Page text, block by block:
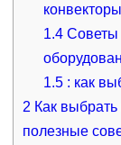
конвекторы
1.4 Советы
1.5 : как
2 Как
полезные